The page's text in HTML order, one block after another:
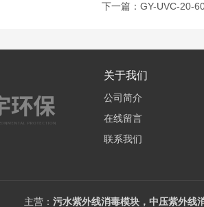
下一篇： GY-UVC-20-
关于我们
公司简介
在线留言
联系我们
主营： 污水紫外线消毒模块，中压紫外线